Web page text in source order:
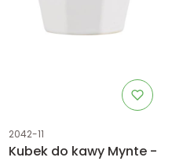
Kod produktu
2042-11
Kubek do kawy Mynte -